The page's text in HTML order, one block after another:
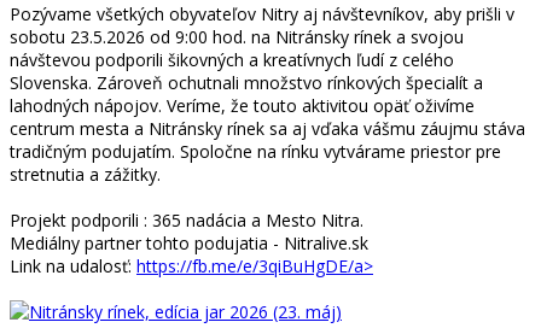
Pozývame všetkých obyvateľov Nitry aj návštevníkov, aby prišli v
sobotu 23.5.2026 od 9:00 hod. na Nitránsky rínek a svojou
návštevou podporili šikovných a kreatívnych ľudí z celého
Slovenska. Zároveň ochutnali množstvo rínkových špecialít a
lahodných nápojov. Veríme, že touto aktivitou opäť oživíme
centrum mesta a Nitránsky rínek sa aj vďaka vášmu záujmu stáva
tradičným podujatím. Spoločne na rínku vytvárame priestor pre
stretnutia a zážitky.
Projekt podporili : 365 nadácia a Mesto Nitra.
Mediálny partner tohto podujatia - Nitralive.sk
Link na udalosť: https://fb.me/e/3qiBuHgDE/a>